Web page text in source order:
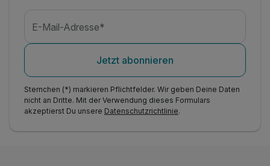
E-Mail-Adresse*
Jetzt abonnieren
Sternchen (*) markieren Pflichtfelder. Wir geben Deine Daten
nicht an Dritte. Mit der Verwendung dieses Formulars
akzeptierst Du unsere Datenschutzrichtlinie.